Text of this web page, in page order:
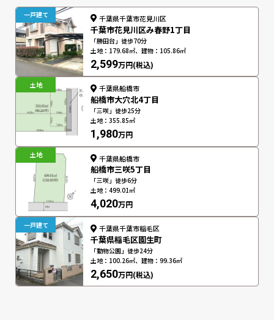
一戸建て 千葉県千葉市花見川区
千葉市花見川区み春野1丁目
「勝田台」徒歩70分
土地：179.68㎡、建物：105.86㎡
2,599万円(税込)
土地 千葉県船橋市
船橋市大穴北4丁目
「三咲」徒歩25分
土地：355.85㎡
1,980万円
土地 千葉県船橋市
船橋市三咲5丁目
「三咲」徒歩6分
土地：499.01㎡
4,020万円
一戸建て 千葉県千葉市稲毛区
千葉県稲毛区園生町
「動物公園」徒歩24分
土地：100.26㎡、建物：99.36㎡
2,650万円(税込)